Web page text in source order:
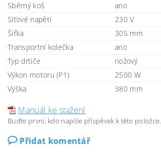
Sběrný koš
ano
Síťové napětí
230 V
Šířka
305 mm
Transportní kolečka
ano
Typ drtiče
nožový
Výkon motoru (P1)
2500 W
Výška
380 mm
Manuál ke stažení
Buďte první, kdo napíše příspěvek k této položce.
Přidat komentář